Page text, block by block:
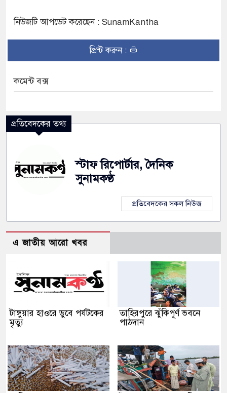
নিউজটি আপডেট করেছেন : SunamKantha
প্রিন্ট করুন :
কমেন্ট বক্স
প্রতিবেদকের তথ্য
স্টাফ রিপোর্টার, দৈনিক
সুনামকণ্ঠ
প্রতিবেদকের সকল নিউজ
এ জাতীয় আরো খবর
টাঙ্গুয়ার হাওরে ডুবে পর্যটকের
মৃত্যু
তাহিরপুরে ঝুঁকিপূর্ণ ভবনে
পাঠদান